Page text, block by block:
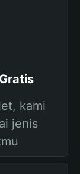
kami
jenis